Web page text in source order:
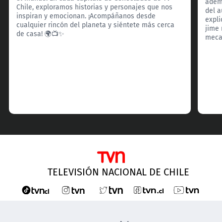
Chile, exploramos historias y personajes que nos
inspiran y emocionan. ¡Acompáñanos desde
cualquier rincón del planeta y siéntete más cerca
de casa! 🌍📺✨
del
jime
TELEVISIÓN NACIONAL DE CHILE